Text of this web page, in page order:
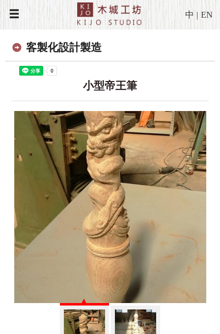
中 |EN
客製化設計製造
小型帝王筆